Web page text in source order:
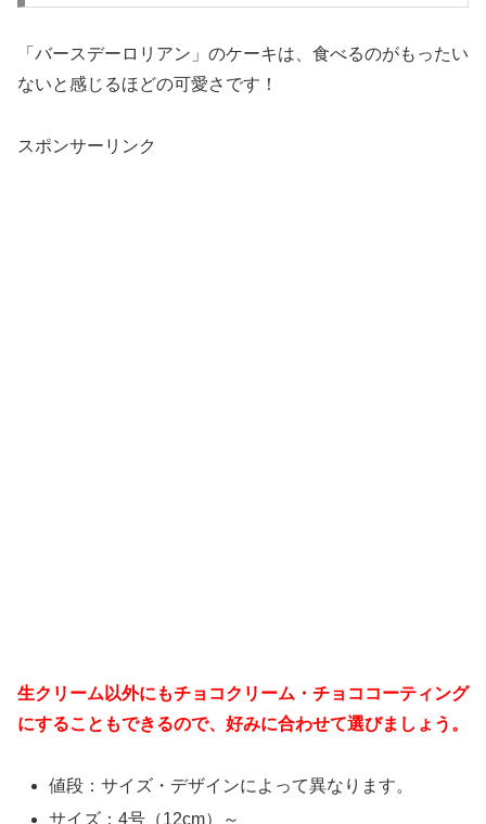
「バースデーロリアン」のケーキは、食べるのがもったい
ないと感じるほどの可愛さです！
スポンサーリンク
生クリーム以外にもチョコクリーム・チョココーティング
にすることもできるので、好みに合わせて選びましょう。
値段：サイズ・デザインによって異なります。
サイズ：4号（12cm）～